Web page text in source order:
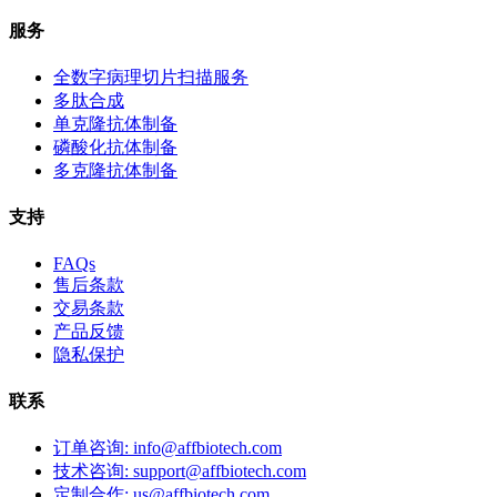
服务
全数字病理切片扫描服务
多肽合成
单克隆抗体制备
磷酸化抗体制备
多克隆抗体制备
支持
FAQs
售后条款
交易条款
产品反馈
隐私保护
联系
订单咨询: info@affbiotech.com
技术咨询: support@affbiotech.com